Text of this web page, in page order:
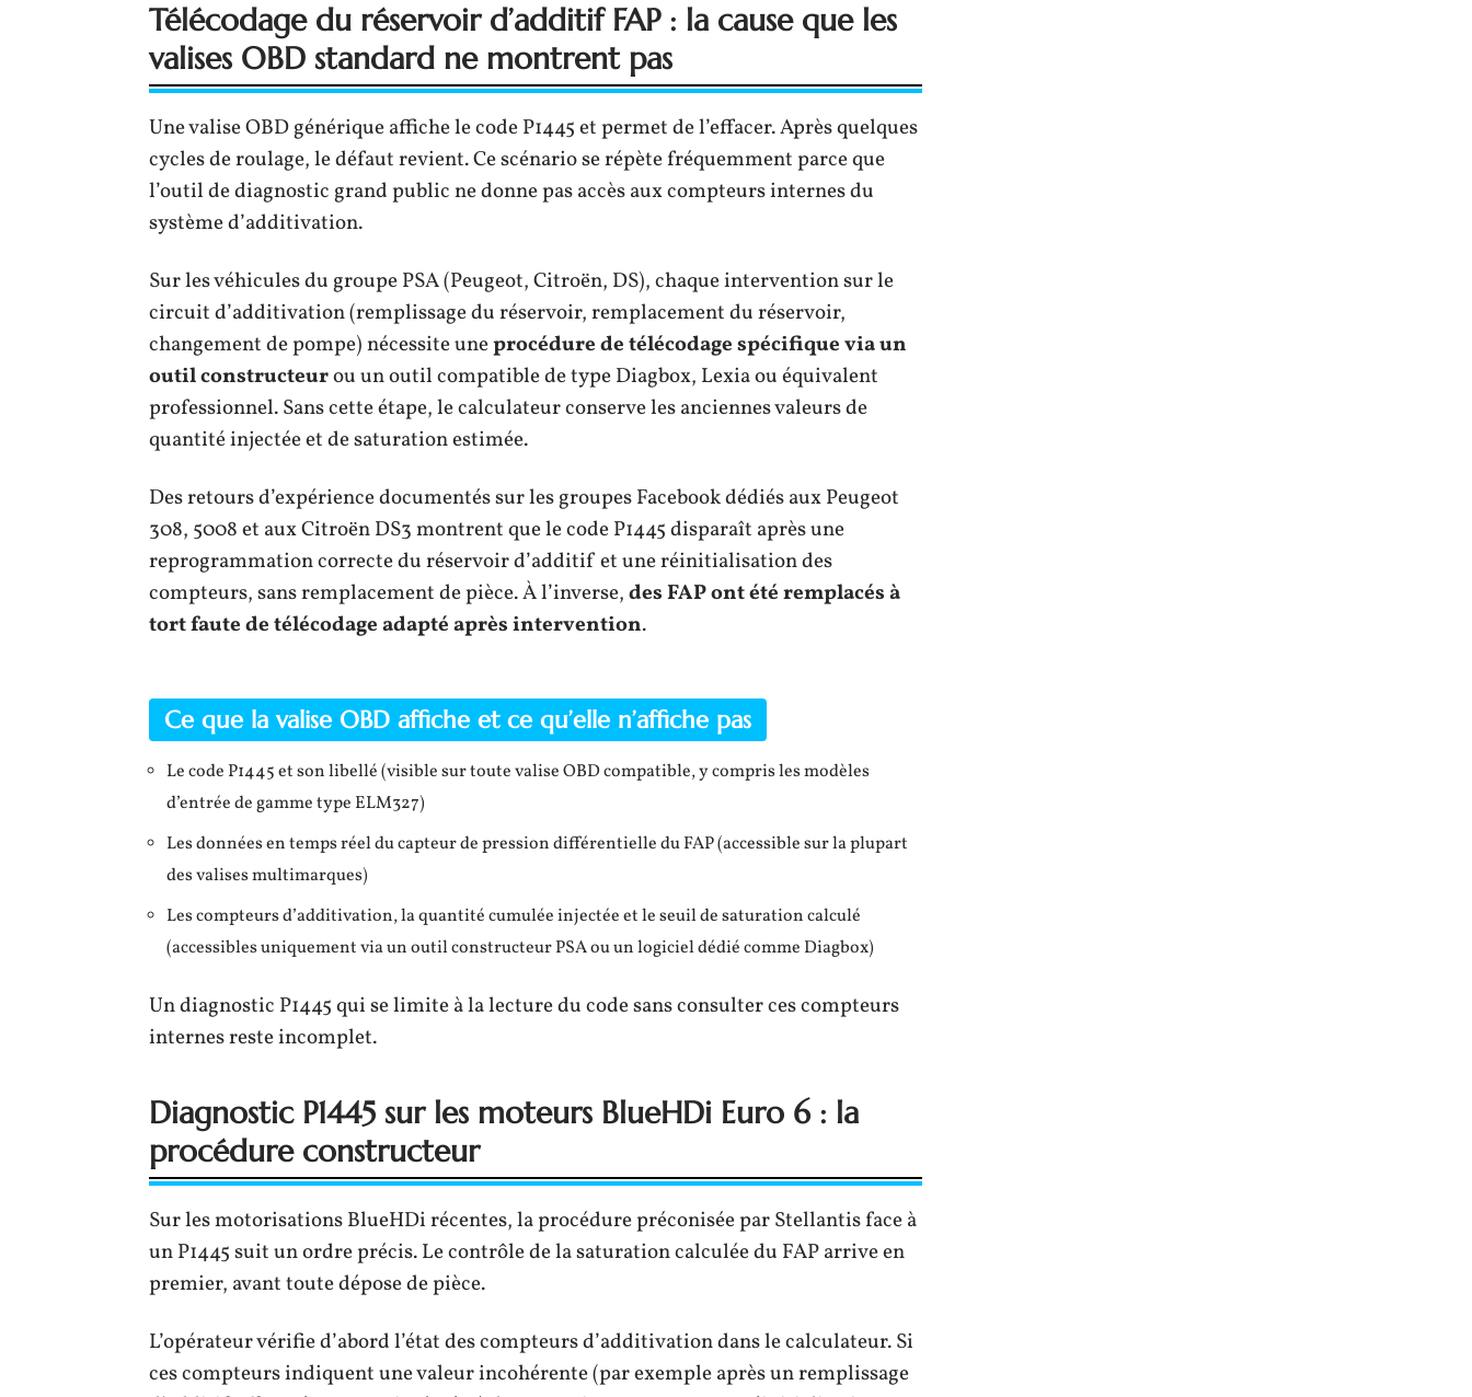
Télécodage du réservoir d’additif FAP : la cause que les
valises OBD standard ne montrent pas
Une valise OBD générique affiche le code P1445 et permet de l’effacer. Après quelques
cycles de roulage, le défaut revient. Ce scénario se répète fréquemment parce que
l’outil de diagnostic grand public ne donne pas accès aux compteurs internes du
système d’additivation.
Sur les véhicules du groupe PSA (Peugeot, Citroën, DS), chaque intervention sur le
circuit d’additivation (remplissage du réservoir, remplacement du réservoir,
changement de pompe) nécessite uneprocédure de télécodage spécifique via un
outil constructeurou un outil compatible de type Diagbox, Lexia ou équivalent
professionnel. Sans cette étape, le calculateur conserve les anciennes valeurs de
quantité injectée et de saturation estimée.
Des retours d’expérience documentés sur les groupes Facebook dédiés aux Peugeot
308, 5008 et aux Citroën DS3 montrent que le code P1445 disparaît après une
reprogrammation correcte du réservoir d’additif et une réinitialisation des
compteurs, sans remplacement de pièce. À l’inverse,des FAP ont été remplacés à
tort faute de télécodage adapté après intervention.
Ce que la valise OBD affiche et ce qu’elle n’affiche pas
Le code P1445 et son libellé (visible sur toute valise OBD compatible, y compris les modèles
d’entrée de gamme type ELM327)
Les données en temps réel du capteur de pression différentielle du FAP (accessible sur la plupart
des valises multimarques)
Les compteurs d’additivation, la quantité cumulée injectée et le seuil de saturation calculé
(accessibles uniquement via un outil constructeur PSA ou un logiciel dédié comme Diagbox)
Un diagnostic P1445 qui se limite à la lecture du code sans consulter ces compteurs
internes reste incomplet.
Diagnostic P1445 sur les moteurs BlueHDi Euro 6 : la
procédure constructeur
Sur les motorisations BlueHDi récentes, la procédure préconisée par Stellantis face à
un P1445 suit un ordre précis. Le contrôle de la saturation calculée du FAP arrive en
premier, avant toute dépose de pièce.
L’opérateur vérifie d’abord l’état des compteurs d’additivation dans le calculateur. Si
ces compteurs indiquent une valeur incohérente (par exemple après un remplissage